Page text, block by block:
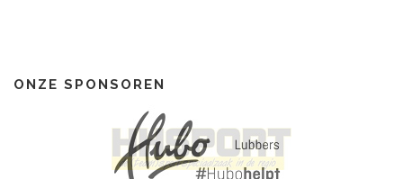
ONZE SPONSOREN